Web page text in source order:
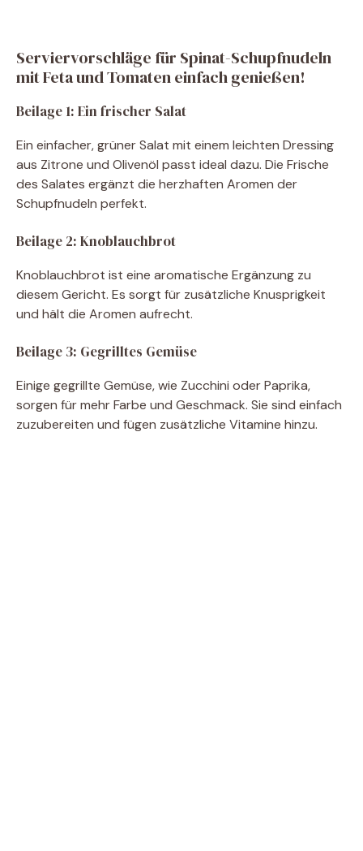
Serviervorschläge für Spinat-Schupfnudeln
mit Feta und Tomaten einfach genießen!
Beilage 1: Ein frischer Salat
Ein einfacher, grüner Salat mit einem leichten Dressing
aus Zitrone und Olivenöl passt ideal dazu. Die Frische
des Salates ergänzt die herzhaften Aromen der
Schupfnudeln perfekt.
Beilage 2: Knoblauchbrot
Knoblauchbrot ist eine aromatische Ergänzung zu
diesem Gericht. Es sorgt für zusätzliche Knusprigkeit
und hält die Aromen aufrecht.
Beilage 3: Gegrilltes Gemüse
Einige gegrillte Gemüse, wie Zucchini oder Paprika,
sorgen für mehr Farbe und Geschmack. Sie sind einfach
zuzubereiten und fügen zusätzliche Vitamine hinzu.